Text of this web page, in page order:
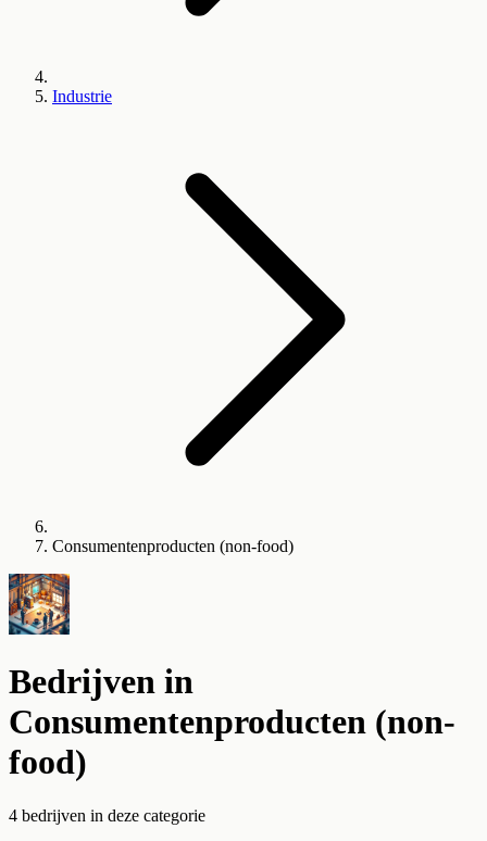
Industrie
Consumentenproducten (non-food)
Bedrijven in
Consumentenproducten (non-
food)
4 bedrijven in deze categorie